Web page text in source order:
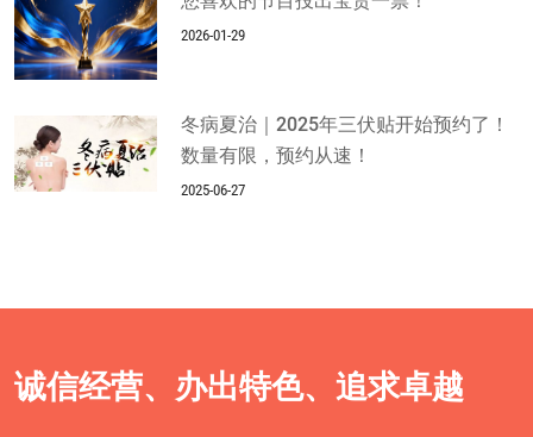
2026-01-29
冬病夏治｜2025年三伏贴开始预约了！
数量有限，预约从速！
2025-06-27
诚信经营、办出特色、追求卓越